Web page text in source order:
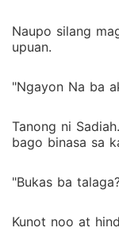
Naupo silang
upuan.
"Ngayon Na ba
Tanong ni
bago binasa sa
"Bukas ba
Kunot noo at